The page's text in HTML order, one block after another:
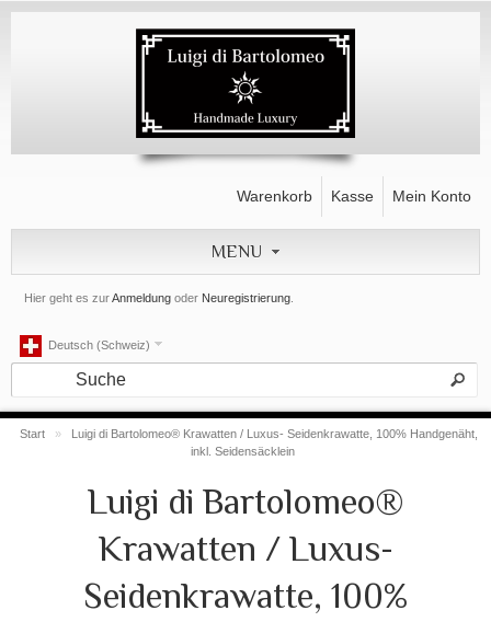
Hier geht es zurAnmeldung oder Neuregistrierung
Warenkorb Kasse Mein Konto
MENU
Deutsch (Schweiz)
Start »
Luigi di Bartolomeo® Krawatten / Luxus- Seidenkrawatte, 100% Handgenäht,
inkl. Seidensäcklein
Luigi di Bartolomeo®
Krawatten / Luxus-
Seidenkrawatte, 100%